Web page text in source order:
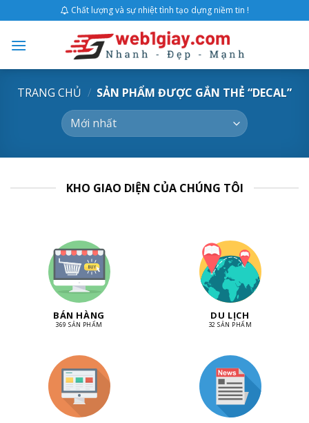
content
Chất lượng và sự nhiệt tình tạo dựng niềm tin !
TRANG CHỦ / SẢN PHẨM ĐƯỢC GẮN THẺ “DECAL”
KHO GIAO DIỆN CỦA CHÚNG TÔI
BÁN HÀNG
369 SẢN PHẨM
DU LỊCH
32 SẢN PHẨM